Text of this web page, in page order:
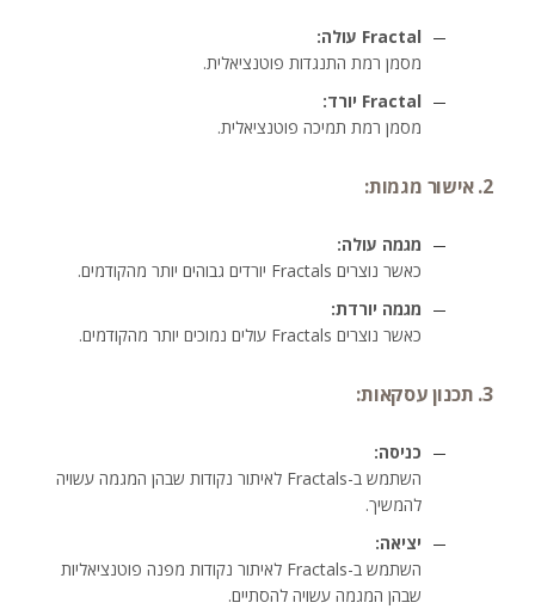
Fractal עולה:
מסמן רמת התנגדות פוטנציאלית.
Fractal יורד:
מסמן רמת תמיכה פוטנציאלית.
2. אישור מגמות:
מגמה עולה:
כאשר נוצרים Fractals יורדים גבוהים יותר מהקודמים.
מגמה יורדת:
כאשר נוצרים Fractals עולים נמוכים יותר מהקודמים.
3. תכנון עסקאות:
כניסה:
השתמש ב-Fractals לאיתור נקודות שבהן המגמה עשויה
להמשיך.
יציאה:
השתמש ב-Fractals לאיתור נקודות מפנה פוטנציאליות
שבהן המגמה עשויה להסתיים.